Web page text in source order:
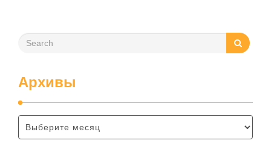
Архивы